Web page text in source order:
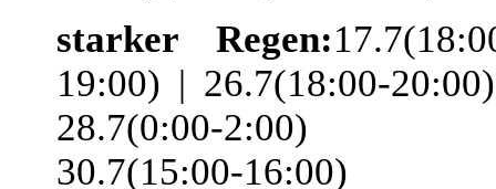
starker Regen:
19:00) | 26.7(18:00-
28.7(0:00-2:00)
30.7(15:00-16:00)